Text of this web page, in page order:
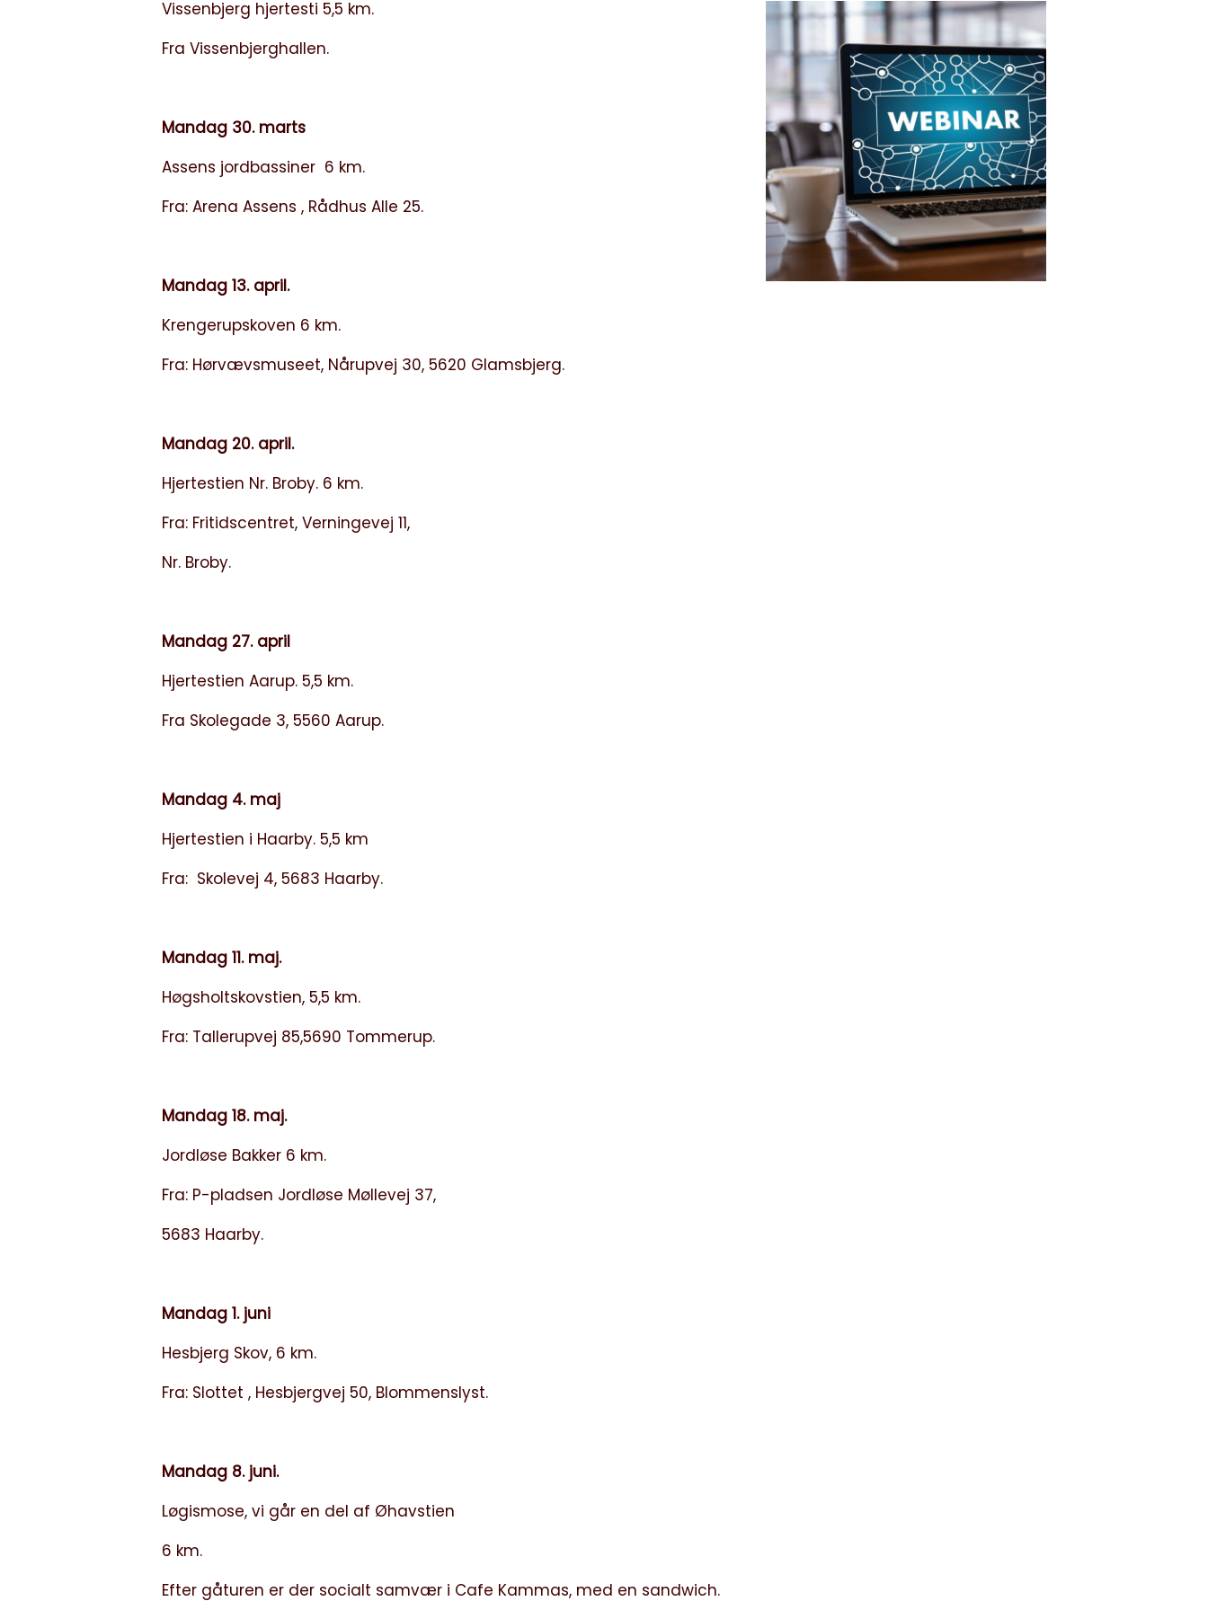
Vissenbjerg hjertesti 5,5 km.
Fra Vissenbjerghallen.
Mandag 30. marts
Assens jordbassiner 6 km.
Fra: Arena Assens , Rådhus Alle 25.
Mandag 13. april.
Krengerupskoven 6 km.
Fra: Hørvævsmuseet, Nårupvej 30, 5620 Glamsbjerg.
Mandag 20. april.
Hjertestien Nr. Broby. 6 km.
Fra: Fritidscentret, Verningevej 11,
Nr. Broby.
Mandag 27. april
Hjertestien Aarup. 5,5 km.
Fra Skolegade 3, 5560 Aarup.
Mandag 4. maj
Hjertestien i Haarby. 5,5 km
Fra: Skolevej 4, 5683 Haarby.
Mandag 11. maj.
Høgsholtskovstien, 5,5 km.
Fra: Tallerupvej 85,5690 Tommerup.
Mandag 18. maj.
Jordløse Bakker 6 km.
Fra: P-pladsen Jordløse Møllevej 37,
5683 Haarby.
Mandag 1. juni
Hesbjerg Skov, 6 km.
Fra: Slottet , Hesbjergvej 50, Blommenslyst.
Mandag 8. juni.
Løgismose, vi går en del af Øhavstien
6 km.
Efter gåturen er der socialt samvær i Cafe Kammas, med en sandwich.